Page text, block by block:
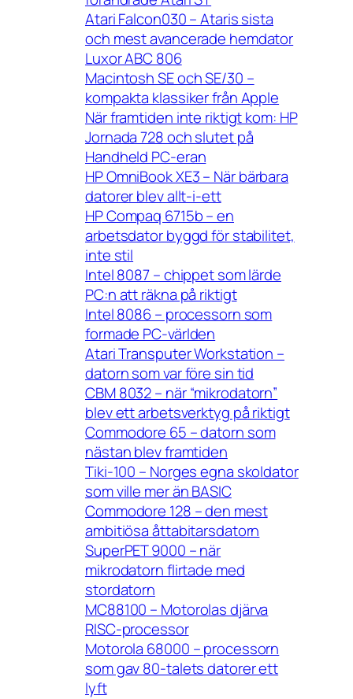
Atari Falcon030 – Ataris sista
och mest avancerade hemdator
Luxor ABC 806
Macintosh SE och SE/30 –
kompakta klassiker från Apple
När framtiden inte riktigt kom: HP
Jornada 728 och slutet på
Handheld PC-eran
HP OmniBook XE3 – När bärbara
datorer blev allt-i-ett
HP Compaq 6715b – en
arbetsdator byggd för stabilitet,
inte stil
Intel 8087 – chippet som lärde
PC:n att räkna på riktigt
Intel 8086 – processorn som
formade PC-världen
Atari Transputer Workstation –
datorn som var före sin tid
CBM 8032 – när “mikrodatorn”
blev ett arbetsverktyg på riktigt
Commodore 65 – datorn som
nästan blev framtiden
Tiki-100 – Norges egna skoldator
som ville mer än BASIC
Commodore 128 – den mest
ambitiösa åttabitarsdatorn
SuperPET 9000 – när
mikrodatorn flirtade med
stordatorn
MC88100 – Motorolas djärva
RISC-processor
Motorola 68000 – processorn
som gav 80-talets datorer ett
lyft